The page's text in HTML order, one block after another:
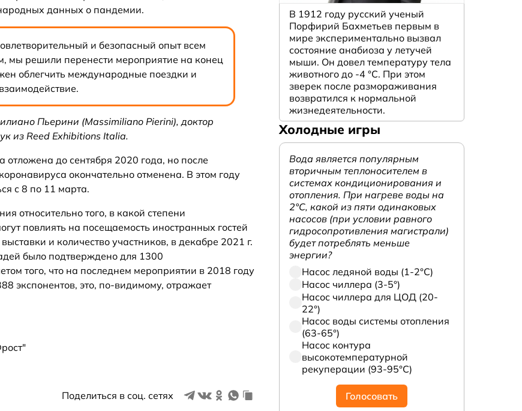
данных о пандемии.
и безопасный опыт всем
мы решили перенести мероприятие на конец
облегчить международные поездки и
Пьерини (Massimiliano Pierini), доктор
из Reed Exhibitions Italia.
до сентября 2020 года, но после
окончательно отменена. В этом году
с 8 по 11 марта.
относительно того, в какой степени
повлиять на посещаемость иностранных гостей
и количество участников, в декабре 2021 г.
было подтверждено для 1300
того, что на последнем мероприятии в 2018 году
экспонентов, это, по-видимому, отражает
Поделиться в соц. сетях
В 1912 году русский ученый
Порфирий Бахметьев первым в
мире экспериментально вызвал
состояние анабиоза у летучей
мыши. Он довел температуру тела
животного до -4 °C. При этом
зверек после размораживания
возвратился к нормальной
жизнедеятельности.
Холодные игры
Вода является популярным
вторичным теплоносителем в
системах кондиционирования и
отопления. При нагреве воды на
2°С, какой из пяти одинаковых
насосов (при условии равного
гидросопротивления магистрали)
будет потреблять меньше
энергии?
Насос ледяной воды (1-2°С)
Насос чиллера (3-5°)
Насос чиллера для ЦОД (20-
22°)
Насос воды системы отопления
(63-65°)
Насос контура
высокотемпературной
рекуперации (93-95°С)
Голосовать